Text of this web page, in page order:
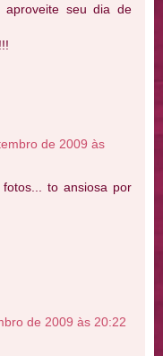
aproveite seu dia de
de 2009 às
to ansiosa por
de 2009 às 20:22